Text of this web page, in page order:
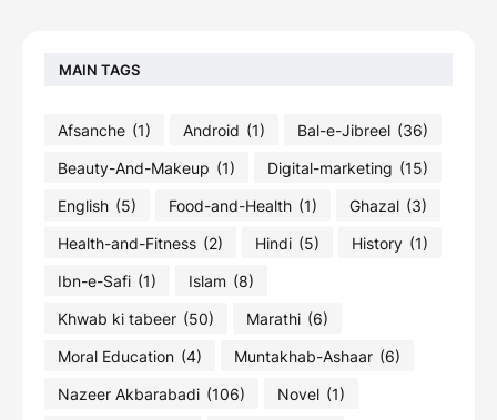
MAIN TAGS
Afsanche (1) Android (1) Bal-e-Jibreel (36)
Beauty-And-Makeup (1) Digital-marketing (15)
English (5) Food-and-Health (1) Ghazal (3)
Health-and-Fitness (2) Hindi (5) History (1)
Ibn-e-Safi (1) Islam (8)
Khwab ki tabeer (50) Marathi (6)
Moral Education (4) Muntakhab-Ashaar (6)
Nazeer Akbarabadi (106) Novel (1)